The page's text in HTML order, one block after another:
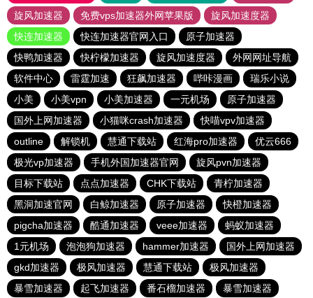
旋风加速器
免费vps加速器外网苹果版
旋风加速度器
快连加速器
快连加速器官网入口
原子加速器
快鸭加速器
快柠檬加速器 旋风加速度器
外网网址导航
软件中心
雷霆加速 狂飙加速器 哔咔漫画
瑞乐小说
小美
小美vpn 小美加速器 一元机场
原子加速器
国外上网加速器
小猫咪crash加速器
快喵vpv加速器
outline
解锁机 慧通下载站 红海pro加速器
优云666
极光vp加速器
手机外国加速器官网
旋风pvn加速器
目标下载站
点点加速器 CHK下载站
青柠加速器
黑洞加速官网
白鲸加速器 原子加速器
快橙加速器
pigcha加速器
酷通加速器 veee加速器
蚂蚁加速器
1元机场
泡泡狗加速器 hammer加速器
国外上网加速器
gkd加速器
极风加速器 慧通下载站
极风加速器
暴雪加速器
起飞加速器 番石榴加速器 暴雪加速器